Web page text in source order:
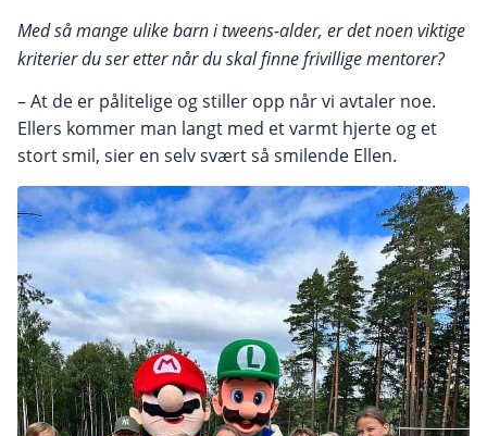
Med så mange ulike barn i tweens-alder, er det noen viktige
kriterier du ser etter når du skal finne frivillige mentorer?
– At de er pålitelige og stiller opp når vi avtaler noe.
Ellers kommer man langt med et varmt hjerte og et
stort smil, sier en selv svært så smilende Ellen.